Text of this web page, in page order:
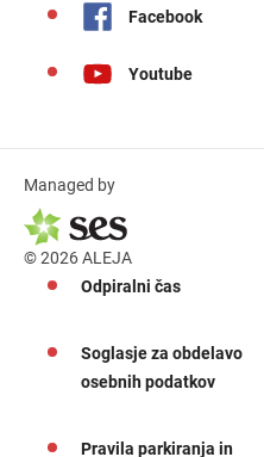
Facebook
Youtube
Managed by
© 2026 ALEJA
Odpiralni čas
Soglasje za obdelavo
osebnih podatkov
Pravila parkiranja in